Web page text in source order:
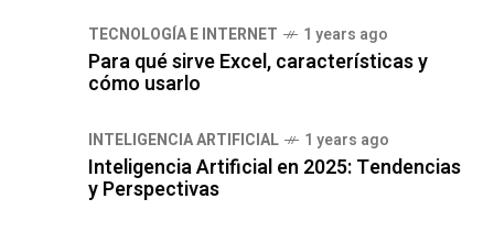
TECNOLOGÍA E INTERNET 1 years ago
Para qué sirve Excel, características y
cómo usarlo
INTELIGENCIA ARTIFICIAL 1 years ago
Inteligencia Artificial en 2025: Tendencias
y Perspectivas